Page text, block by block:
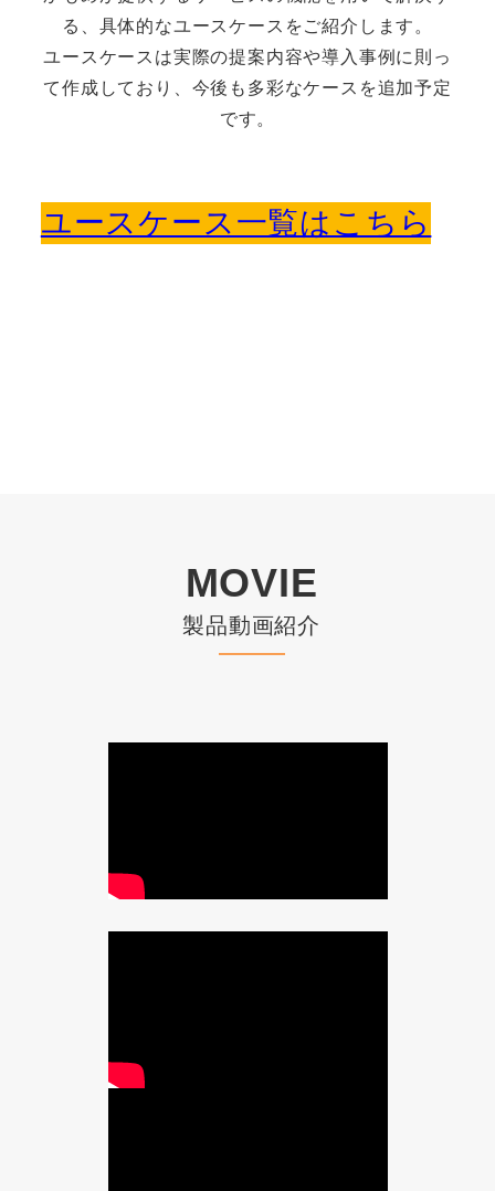
る、具体的なユースケースをご紹介します。
ユースケースは実際の提案内容や導入事例に則っ
て作成しており、今後も多彩なケースを追加予定
です。
ユースケース一覧はこちら
MOVIE
製品動画紹介